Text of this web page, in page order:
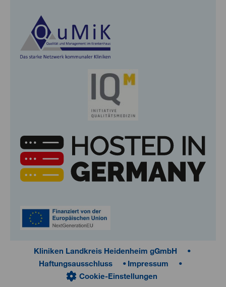
Kliniken Landkreis Heidenheim gGmbH
Haftungsausschluss
Impressum
Cookie-Einstellungen